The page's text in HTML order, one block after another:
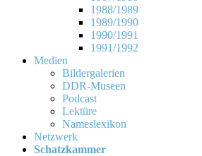
1988/1989
1989/1990
1990/1991
1991/1992
Medien
Bildergalerien
DDR-Museen
Podcast
Lektüre
Nameslexikon
Netzwerk
Schatzkammer